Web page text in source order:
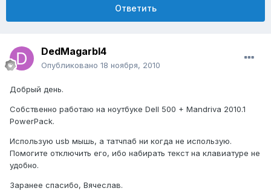
Ответить
DedMagarbI4
Опубликовано 18 ноября, 2010
Добрый день.
Собственно работаю на ноутбуке Dell 500 + Mandriva 2010.1
PowerPack.
Использую usb мышь, а татчпаб ни когда не использую.
Помогите отключить его, ибо набирать текст на клавиатуре не
удобно.
Заранее спасибо, Вячеслав.